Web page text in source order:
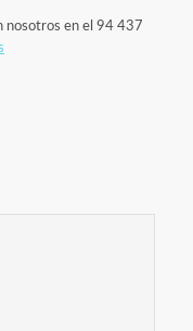
nosotros en el 94 437